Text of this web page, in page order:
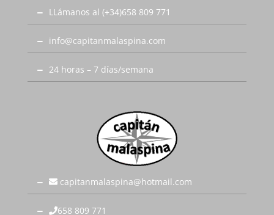
LLámanos al (+34)658 809 771
info@capitanmalaspina.com
24 horas – 7 días/semana
capitanmalaspina@hotmail.com
658 809 771